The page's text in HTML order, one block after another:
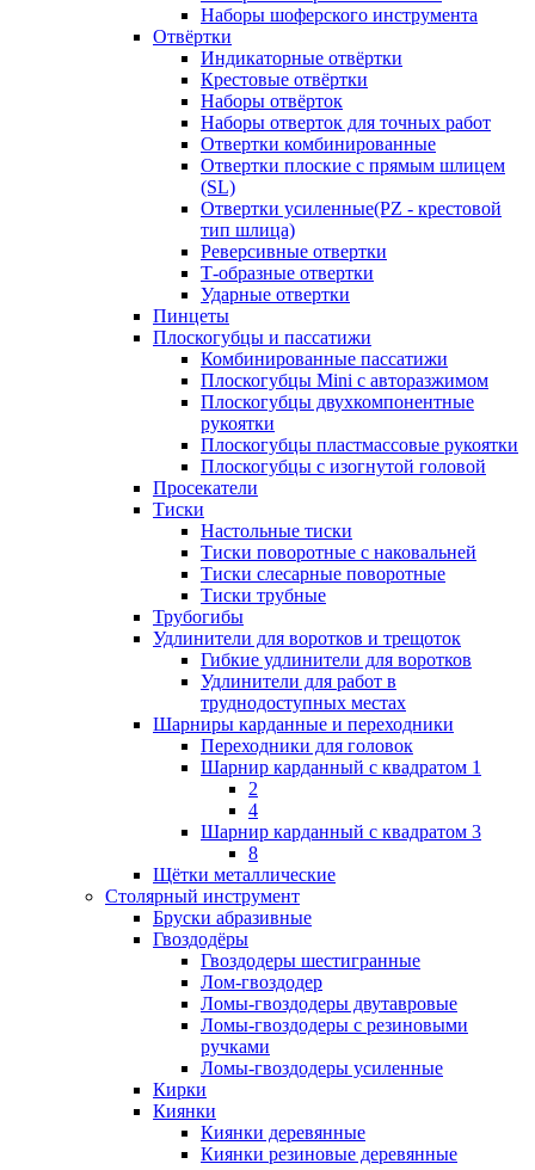
Наборы шоферского инструмента
Отвёртки
Индикаторные отвёртки
Крестовые отвёртки
Наборы отвёрток
Наборы отверток для точных работ
Отвертки комбинированные
Отвертки плоские с прямым шлицем
(SL)
Отвертки усиленные(PZ - крестовой
тип шлица)
Реверсивные отвертки
Т-образные отвертки
Ударные отвертки
Пинцеты
Плоскогубцы и пассатижи
Комбинированные пассатижи
Плоскогубцы Mini с авторазжимом
Плоскогубцы двухкомпонентные
рукоятки
Плоскогубцы пластмассовые рукоятки
Плоскогубцы с изогнутой головой
Просекатели
Тиски
Настольные тиски
Тиски поворотные с наковальней
Тиски слесарные поворотные
Тиски трубные
Трубогибы
Удлинители для воротков и трещоток
Гибкие удлинители для воротков
Удлинители для работ в
труднодоступных местах
Шарниры карданные и переходники
Переходники для головок
Шарнир карданный с квадратом 1
2
4
Шарнир карданный с квадратом 3
8
Щётки металлические
Столярный инструмент
Бруски абразивные
Гвоздодёры
Гвоздодеры шестигранные
Лом-гвоздодер
Ломы-гвоздодеры двутавровые
Ломы-гвоздодеры с резиновыми
ручками
Ломы-гвоздодеры усиленные
Кирки
Киянки
Киянки деревянные
Киянки резиновые деревянные